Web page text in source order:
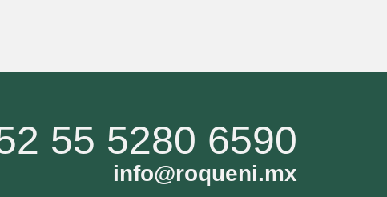
55 5280 6590
info@roqueni.mx